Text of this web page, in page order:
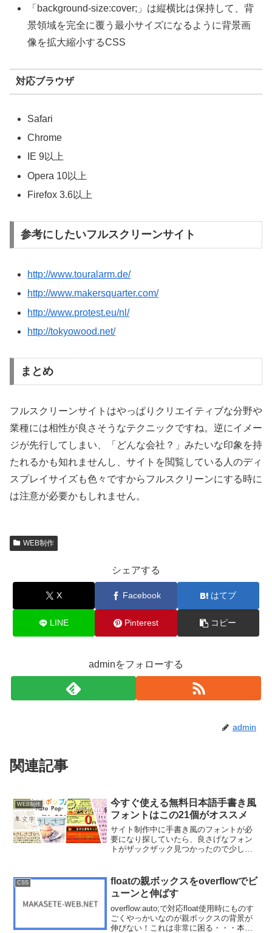
「background-size:cover;」は縦横比は保持して、背
景領域を完全に覆う最小サイズになるように背景画
像を拡大縮小するCSS
対応ブラウザ
Safari
Chrome
IE 9以上
Opera 10以上
Firefox 3.6以上
参考にしたいフルスクリーンサイト
http://www.touralarm.de/
http://www.makersquarter.com/
http://www.protest.eu/nl/
http://tokyowood.net/
まとめ
フルスクリーンサイトはやっぱりクリエイティブな分野や
業種には相性が良さそうなテクニックですね。逆にイメー
ジが先行してしまい、「どんな会社？」みたいな印象を持
たれるかも知れませんし、サイトを閲覧している人のディ
スプレイサイズも色々ですからフルスクリーンにする時に
は注意が必要かもしれません。
WEB制作
シェアする
X Facebook はてブ
LINE Pinterest コピー
adminをフォローする
admin
関連記事
WEB制作
今すぐ使える無料日本語手書き風
フォントはこの21個がオススメ
サイト制作中に手書き風のフォントが必
要になり探していたら、良さげなフォン
トがザックザック見つかったので少しま
ンスの詳細を各サイトでご確認くださ
CSS
floatの親ボックスをoverflowでビ
ューンと伸ばす
overflow:auto;で対応float使用時にものす
ごくやっかいなのが親ボックスの背景が
伸びない！これは非常に困る・・・本当